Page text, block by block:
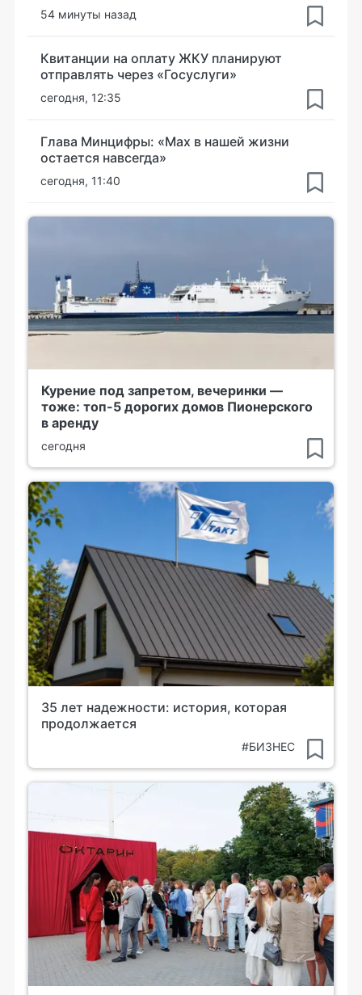
54 минуты назад
Квитанции на оплату ЖКУ планируют
отправлять через «Госуслуги»
сегодня, 12:35
Глава Минцифры: «Мах в нашей жизни
остается навсегда»
сегодня, 11:40
Курение под запретом, вечеринки —
тоже: топ-5 дорогих домов Пионерского
в аренду
сегодня
35 лет надежности: история, которая
продолжается
#БИЗНЕС